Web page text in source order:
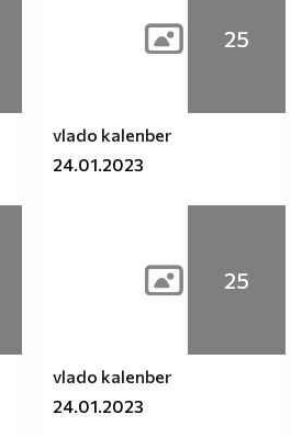
25
vlado kalenber
24.01.2023
25
vlado kalenber
24.01.2023